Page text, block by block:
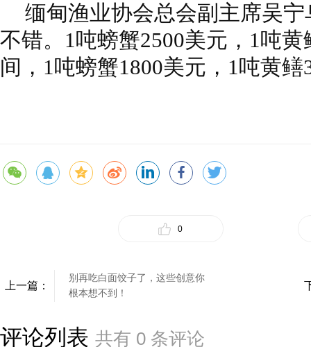
缅甸渔业协会总会副主席吴
不错。1吨螃蟹2500美元，1吨
间，1吨螃蟹1800美元，1吨黄鳝
0
上一篇：
别再吃白面饺子了，这些创意你
根本想不到！
评论列表 共有 0 条评论